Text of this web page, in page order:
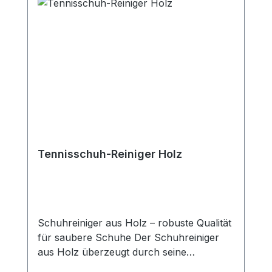
einem Metallbügel angebracht und somit
Tennisschuh-Reiniger Holz
Schuhreiniger aus Holz – robuste Qualität
für saubere Schuhe Der Schuhreiniger
aus Holz überzeugt durch seine